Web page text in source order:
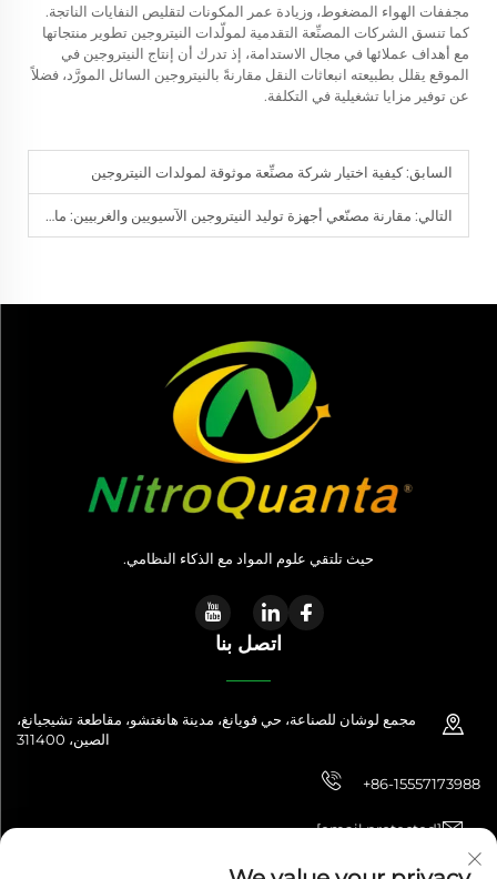
مجففات الهواء المضغوط، وزيادة عمر المكونات لتقليص النفايات الناتجة.
كما تنسق الشركات المصنِّعة التقدمية لمولّدات النيتروجين تطوير منتجاتها
مع أهداف عملائها في مجال الاستدامة، إذ تدرك أن إنتاج النيتروجين في
الموقع يقلل بطبيعته انبعاثات النقل مقارنةً بالنيتروجين السائل المورَّد، فضلاً
عن توفير مزايا تشغيلية في التكلفة.
السابق:كيفية اختيار شركة مصنِّعة موثوقة لمولدات النيتروجين
التالي: مقارنة مصنّعي أجهزة توليد النيتروجين الآسيويين والغربيين: ما الفرق؟
حيث تلتقي علوم المواد مع الذكاء النظامي.
اتصل بنا
مجمع لوشان للصناعة، حي فويانغ، مدينة هانغتشو، مقاطعة تشيجيانغ،
الصين، 311400
+86-15557173988
[email protected]